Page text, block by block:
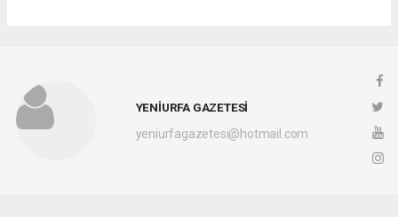
YENİURFA GAZETESİ
yeniurfagazetesi@hotmail.com